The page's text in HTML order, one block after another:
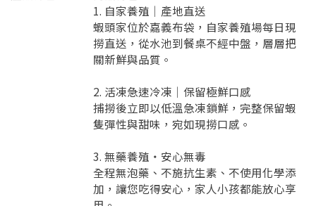
1. 自家養殖｜產地直送
蝦頭家位於嘉義布袋，自家養殖場每日現
撈直送，從水池到餐桌不經中盤，層層把
關新鮮與品質。
2. 活凍急速冷凍｜保留極鮮口感
捕撈後立即以低溫急凍鎖鮮，完整保留蝦
隻彈性與甜味，宛如現撈口感。
3. 無藥養殖・安心無毒
全程無泡藥、不施抗生素、不使用化學添
加，讓您吃得安心，家人小孩都能放心享